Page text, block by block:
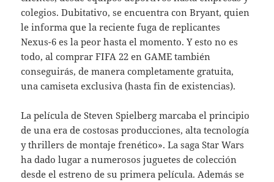
colegios. Dubitativo, se encuentra con Bryant, quien
le informa que la reciente fuga de replicantes
Nexus-6 es la peor hasta el momento. Y esto no es
todo, al comprar FIFA 22 en GAME también
conseguirás, de manera completamente gratuita,
una camiseta exclusiva (hasta fin de existencias).
La película de Steven Spielberg marcaba el principio
de una era de costosas producciones, alta tecnología
y thrillers de montaje frenético». La saga Star Wars
ha dado lugar a numerosos juguetes de colección
desde el estreno de su primera película. Además se